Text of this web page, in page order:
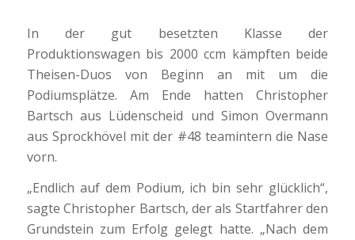
In der gut besetzten Klasse der
Produktionswagen bis 2000 ccm kämpften beide
Theisen-Duos von Beginn an mit um die
Podiumsplätze. Am Ende hatten Christopher
Bartsch aus Lüdenscheid und Simon Overmann
aus Sprockhövel mit der #48 teamintern die Nase
vorn.
„Endlich auf dem Podium, ich bin sehr glücklich“,
sagte Christopher Bartsch, der als Startfahrer den
Grundstein zum Erfolg gelegt hatte. „Nach dem